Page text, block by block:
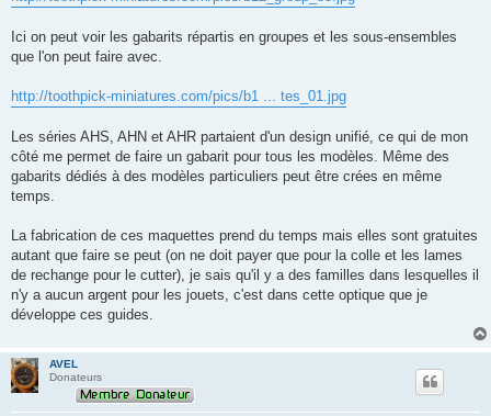
Ici on peut voir les gabarits répartis en groupes et les sous-ensembles
que l'on peut faire avec.
http://toothpick-miniatures.com/pics/b1 ... tes_01.jpg
Les séries AHS, AHN et AHR partaient d'un design unifié, ce qui de mon
côté me permet de faire un gabarit pour tous les modèles. Même des
gabarits dédiés à des modèles particuliers peut être crées en même
temps.
La fabrication de ces maquettes prend du temps mais elles sont gratuites
autant que faire se peut (on ne doit payer que pour la colle et les lames
de rechange pour le cutter), je sais qu'il y a des familles dans lesquelles il
n'y a aucun argent pour les jouets, c'est dans cette optique que je
développe ces guides.
AVEL
Donateurs